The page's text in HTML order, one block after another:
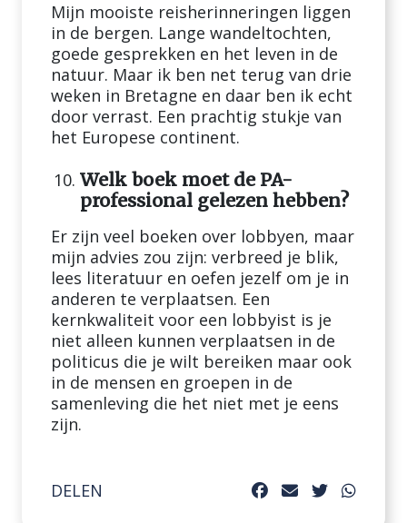
Mijn mooiste reisherinneringen liggen
in de bergen. Lange wandeltochten,
goede gesprekken en het leven in de
natuur. Maar ik ben net terug van drie
weken in Bretagne en daar ben ik echt
door verrast. Een prachtig stukje van
het Europese continent.
Welk boek moet de PA-
professional gelezen hebben?
Er zijn veel boeken over lobbyen, maar
mijn advies zou zijn: verbreed je blik,
lees literatuur en oefen jezelf om je in
anderen te verplaatsen. Een
kernkwaliteit voor een lobbyist is je
niet alleen kunnen verplaatsen in de
politicus die je wilt bereiken maar ook
in de mensen en groepen in de
samenleving die het niet met je eens
zijn.
DELEN